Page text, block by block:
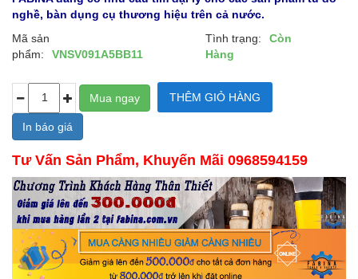
nghề, bàn dụng cụ thương hiệu trên cả nước.
Mã sản
phẩm:
VNSV091A5BB11
Tình trạng:
Còn
Hàng
In báo giá
Tư Vấn Sản Phẩm, Khuyến Mãi 0968594159